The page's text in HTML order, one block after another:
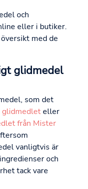
och
eller i butiker.
med de
glidmedel
som det
glidmedleteller
från Mister
vanligtvis är
och
tack vare